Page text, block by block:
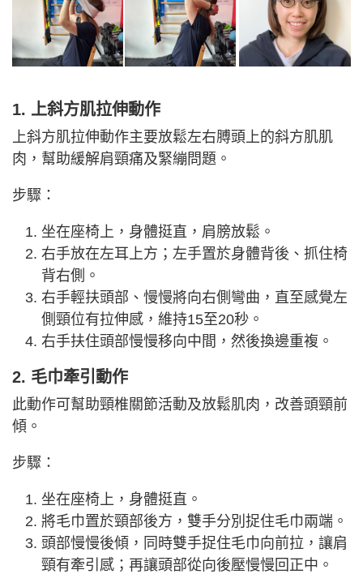
1. 上斜方肌拉伸動作
上斜方肌拉伸動作主要放鬆左右膊頭上的斜方肌肌
肉，幫助緩解肩頸痛及緊繃問題。
步驟：
坐在座椅上，身體挺直，肩膀放鬆。
右手放在左耳上方；左手置於身體背後、抓住椅
背右側。
右手輕扶頭部、慢慢將向右側彎曲，直至感覺左
側頸位有拉伸感，維持15至20秒。
右手扶住頭部慢慢移向中間，然後換邊重複。
2. 毛巾牽引動作
此動作可幫助頸椎關節活動及放鬆肌肉，改善頭頸前
傾。
步驟：
坐在座椅上，身體挺直。
將毛巾置於頸部後方，雙手分別捉住毛巾兩端。
頭部慢慢後傾，同時雙手捉住毛巾向前拉，讓肩
頸有牽引感；再讓頭部從向後壓慢慢回正中。